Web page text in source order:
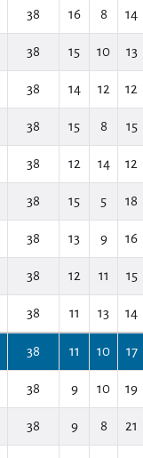
38 16 8 14
38 15 10 13
38 14 12 12
38 15 8 15
38 12 14 12
38 15 5 18
38 13 9 16
38 12 11 15
38 11 13 14
38 11 10 17
38 9 10 19
38 9 8 21